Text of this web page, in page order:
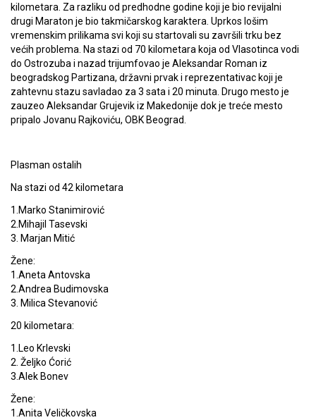
kilometara. Za razliku od predhodne godine koji je bio revijalni
drugi Maraton je bio takmičarskog karaktera. Uprkos lošim
vremenskim prilikama svi koji su startovali su završili trku bez
većih problema. Na stazi od 70 kilometara koja od Vlasotinca vodi
do Ostrozuba i nazad trijumfovao je Aleksandar Roman iz
beogradskog Partizana, državni prvak i reprezentativac koji je
zahtevnu stazu savladao za 3 sata i 20 minuta. Drugo mesto je
zauzeo Aleksandar Grujevik iz Makedonije dok je treće mesto
pripalo Jovanu Rajkoviću, OBK Beograd.
Plasman ostalih
Na stazi od 42 kilometara
1.Marko Stanimirović
2.Mihajil Tasevski
3. Marjan Mitić
Žene:
1.Aneta Antovska
2.Andrea Budimovska
3. Milica Stevanović
20 kilometara:
1.Leo Krlevski
2. Željko Ćorić
3.Alek Bonev
Žene:
1.Anita Veličkovska